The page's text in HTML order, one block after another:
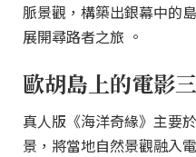
脈景觀，構築出銀幕中的
展開尋路者之旅 。
歐胡島上的電影
真人版《海洋奇緣》主要
景，將當地自然景觀融入